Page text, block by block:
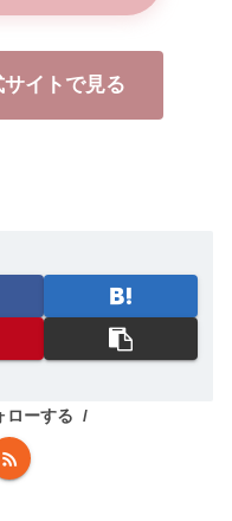
イトで見る
ーする